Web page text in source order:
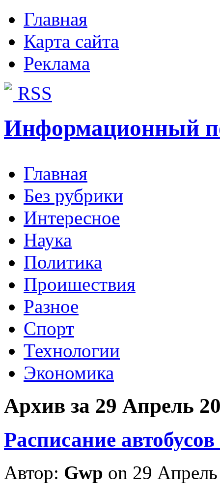
Главная
Карта сайта
Реклама
RSS
Информационный
Главная
Без рубрики
Интересное
Наука
Политика
Проишествия
Разное
Спорт
Технологии
Экономика
Архив за 29 Апрель
Расписание
Автор: Gwp on 29